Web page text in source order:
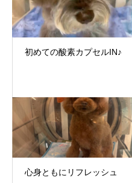
初めての酸素カプセルIN♪
心身ともにリフレッシュ